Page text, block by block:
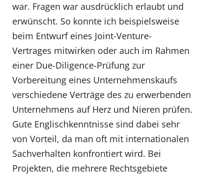
war. Fragen war ausdrücklich erlaubt und
erwünscht. So konnte ich beispielsweise
beim Entwurf eines Joint-Venture-
Vertrages mitwirken oder auch im Rahmen
einer Due-Diligence-Prüfung zur
Vorbereitung eines Unternehmenskaufs
verschiedene Verträge des zu erwerbenden
Unternehmens auf Herz und Nieren prüfen.
Gute Englischkenntnisse sind dabei sehr
von Vorteil, da man oft mit internationalen
Sachverhalten konfrontiert wird. Bei
Projekten, die mehrere Rechtsgebiete